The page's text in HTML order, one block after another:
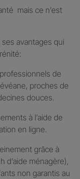
mais ce n’est
avantages qui
de
proches de
douces.
à l’aide de
en ligne.
grâce à
d’aide ménagère),
non garantis au